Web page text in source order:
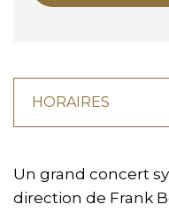
HORAIRES
Un grand concert
direction de Frank